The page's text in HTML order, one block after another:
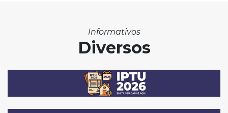
Informativos
Diversos